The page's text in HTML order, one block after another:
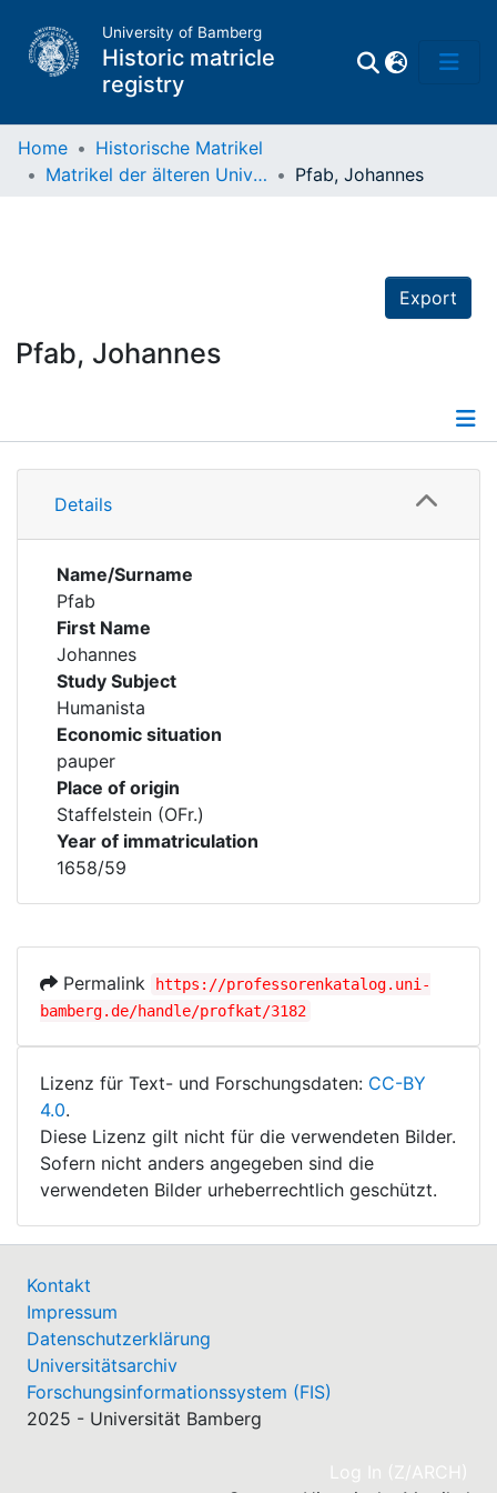
University of Bamberg
Historic matricle
registry
Home
Historische Matrikel
Matrikel der älteren Universität
Pfab, Johannes
Export
Pfab, Johannes
Details
Details
Name/Surname
Pfab
First Name
Johannes
Study Subject
Humanista
Economic situation
pauper
Place of origin
Staffelstein (OFr.)
Year of immatriculation
1658/59
Permalink
https://professorenkatalog.uni-
bamberg.de/handle/profkat/3182
Lizenz für Text- und Forschungsdaten: CC-BY
4.0.
Diese Lizenz gilt nicht für die verwendeten Bilder.
Sofern nicht anders angegeben sind die
verwendeten Bilder urheberrechtlich geschützt.
Kontakt
Impressum
Datenschutzerklärung
Universitätsarchiv
Forschungsinformationssystem (FIS)
2025 - Universität Bamberg
Log In (Z/ARCH)